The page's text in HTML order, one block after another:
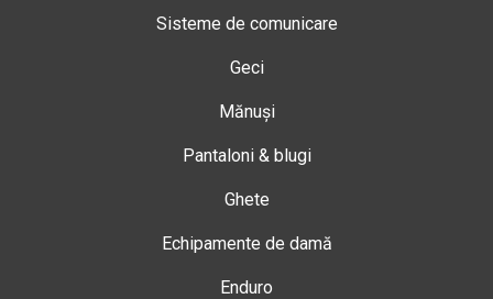
Sisteme de comunicare
Geci
Mănuși
Pantaloni & blugi
Ghete
Echipamente de damă
Enduro